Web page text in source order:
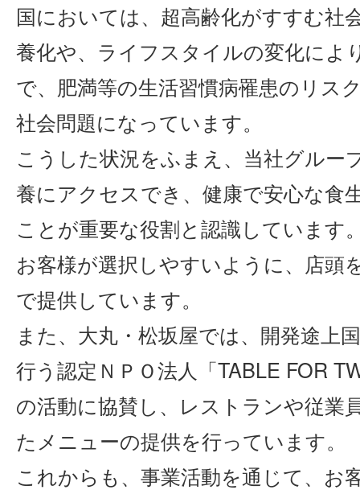
国においては、超高齢化がすすむ社
養化や、ライフスタイルの変化によ
で、肥満等の生活習慣病罹患のリス
社会問題になっています。
こうした状況をふまえ、当社グルー
養にアクセスでき、健康で安心な食
ことが重要な役割と認識しています
お客様が選択しやすいように、店頭
で提供しています。
また、大丸・松坂屋では、開発途上
行う認定ＮＰＯ法人「TABLE FOR
の活動に協賛し、レストランや従業
たメニューの提供を行っています。
これからも、事業活動を通じて、お